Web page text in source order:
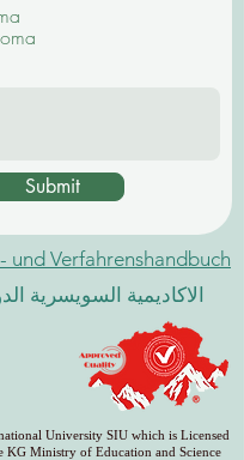
Submit
und Verfahrenshandbuch
الاكاديمية السويسرية
University SIU which is Licensed
KG Ministry of Education and Science